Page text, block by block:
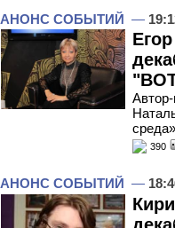
АНОНС СОБЫТИЙ —
среда»
390
АНОНС СОБЫТИЙ —